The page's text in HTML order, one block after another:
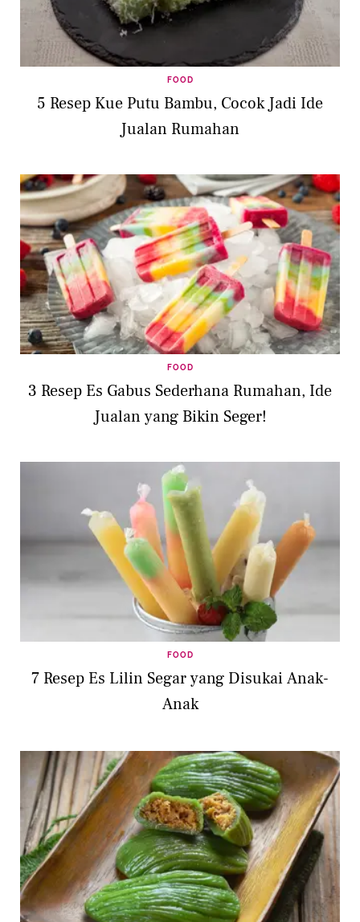
FOOD
5 Resep Kue Putu Bambu, Cocok Jadi Ide
Jualan Rumahan
FOOD
3 Resep Es Gabus Sederhana Rumahan, Ide
Jualan yang Bikin Seger!
FOOD
7 Resep Es Lilin Segar yang Disukai Anak-
Anak